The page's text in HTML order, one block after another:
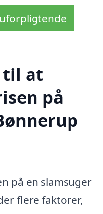
til at
på
på en slamsuger
flere faktorer,